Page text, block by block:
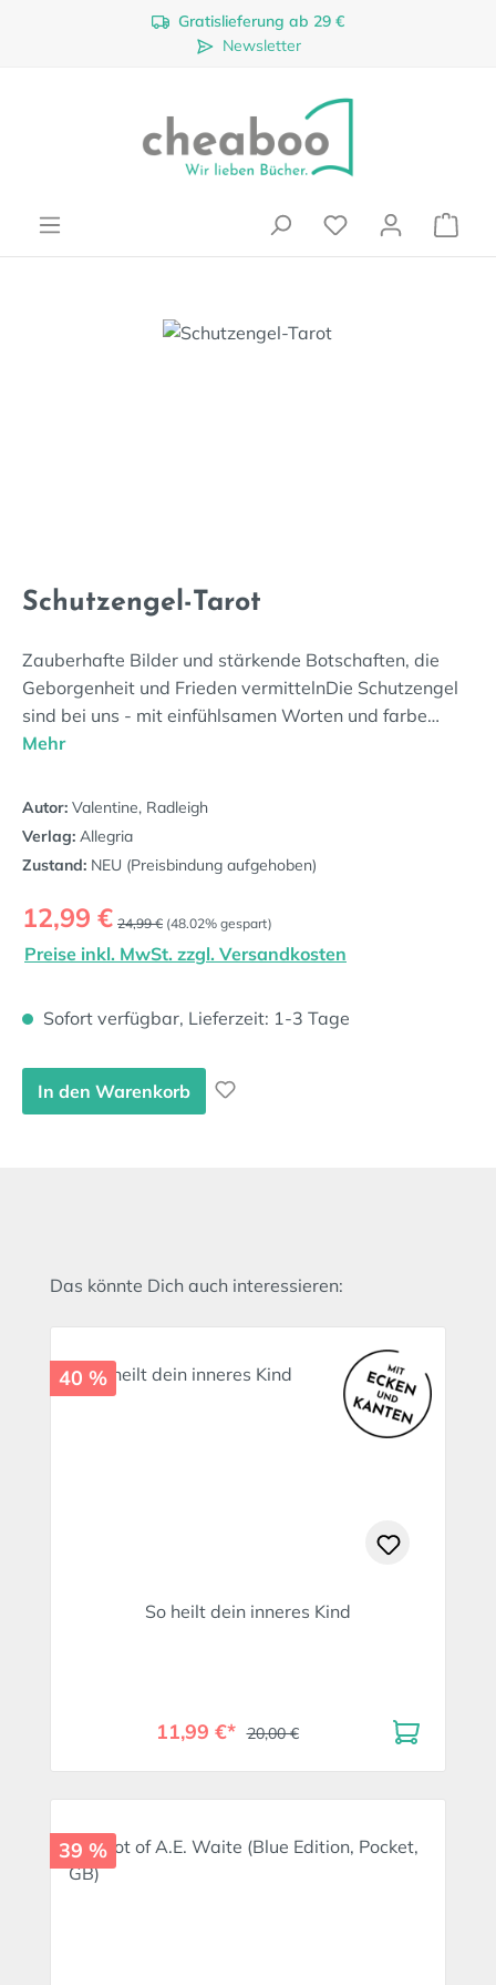
Zum Hauptinhalt springenGratislieferung ab 29 €
Newsletter
Bildergalerie überspringen
Schutzengel-Tarot
Zauberhafte Bilder und stärkende Botschaften, die
Geborgenheit und Frieden vermittelnDie Schutzengel
sind bei uns - mit einfühlsamen Worten und farbe…
Mehr
Autor: Valentine, Radleigh
Verlag: Allegria
Zustand: NEU (Preisbindung aufgehoben)
Verkaufspreis:
12,99 € Regulärer Preis:
24,99 € (48.02% gespart)
Preise inkl. MwSt. zzgl. Versandkosten
Sofort verfügbar, Lieferzeit: 1-3 Tage
In den Warenkorb
Produktgalerie überspringen
Das könnte Dich auch interessieren:
40 %
So heilt dein inneres Kind
11,99 €* 20,00 €
39 %